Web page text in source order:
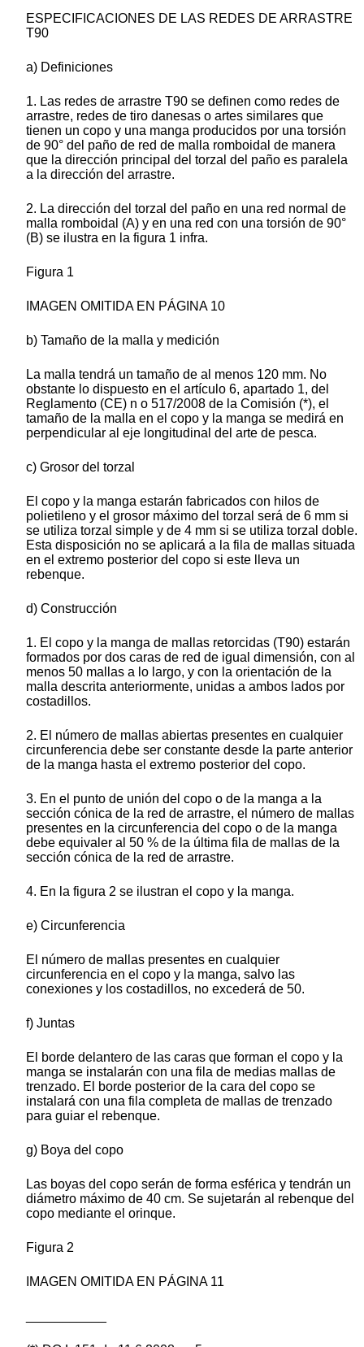
ESPECIFICACIONES DE LAS REDES DE ARRASTRE
T90
a) Definiciones
1. Las redes de arrastre T90 se definen como redes de
arrastre, redes de tiro danesas o artes similares que
tienen un copo y una manga producidos por una torsión
de 90° del paño de red de malla romboidal de manera
que la dirección principal del torzal del paño es paralela
a la dirección del arrastre.
2. La dirección del torzal del paño en una red normal de
malla romboidal (A) y en una red con una torsión de 90°
(B) se ilustra en la figura 1 infra.
Figura 1
IMAGEN OMITIDA EN PÁGINA 10
b) Tamaño de la malla y medición
La malla tendrá un tamaño de al menos 120 mm. No
obstante lo dispuesto en el artículo 6, apartado 1, del
Reglamento (CE) n o 517/2008 de la Comisión (*), el
tamaño de la malla en el copo y la manga se medirá en
perpendicular al eje longitudinal del arte de pesca.
c) Grosor del torzal
El copo y la manga estarán fabricados con hilos de
polietileno y el grosor máximo del torzal será de 6 mm si
se utiliza torzal simple y de 4 mm si se utiliza torzal doble.
Esta disposición no se aplicará a la fila de mallas situada
en el extremo posterior del copo si este lleva un
rebenque.
d) Construcción
1. El copo y la manga de mallas retorcidas (T90) estarán
formados por dos caras de red de igual dimensión, con al
menos 50 mallas a lo largo, y con la orientación de la
malla descrita anteriormente, unidas a ambos lados por
costadillos.
2. El número de mallas abiertas presentes en cualquier
circunferencia debe ser constante desde la parte anterior
de la manga hasta el extremo posterior del copo.
3. En el punto de unión del copo o de la manga a la
sección cónica de la red de arrastre, el número de mallas
presentes en la circunferencia del copo o de la manga
debe equivaler al 50 % de la última fila de mallas de la
sección cónica de la red de arrastre.
4. En la figura 2 se ilustran el copo y la manga.
e) Circunferencia
El número de mallas presentes en cualquier
circunferencia en el copo y la manga, salvo las
conexiones y los costadillos, no excederá de 50.
f) Juntas
El borde delantero de las caras que forman el copo y la
manga se instalarán con una fila de medias mallas de
trenzado. El borde posterior de la cara del copo se
instalará con una fila completa de mallas de trenzado
para guiar el rebenque.
g) Boya del copo
Las boyas del copo serán de forma esférica y tendrán un
diámetro máximo de 40 cm. Se sujetarán al rebenque del
copo mediante el orinque.
Figura 2
IMAGEN OMITIDA EN PÁGINA 11